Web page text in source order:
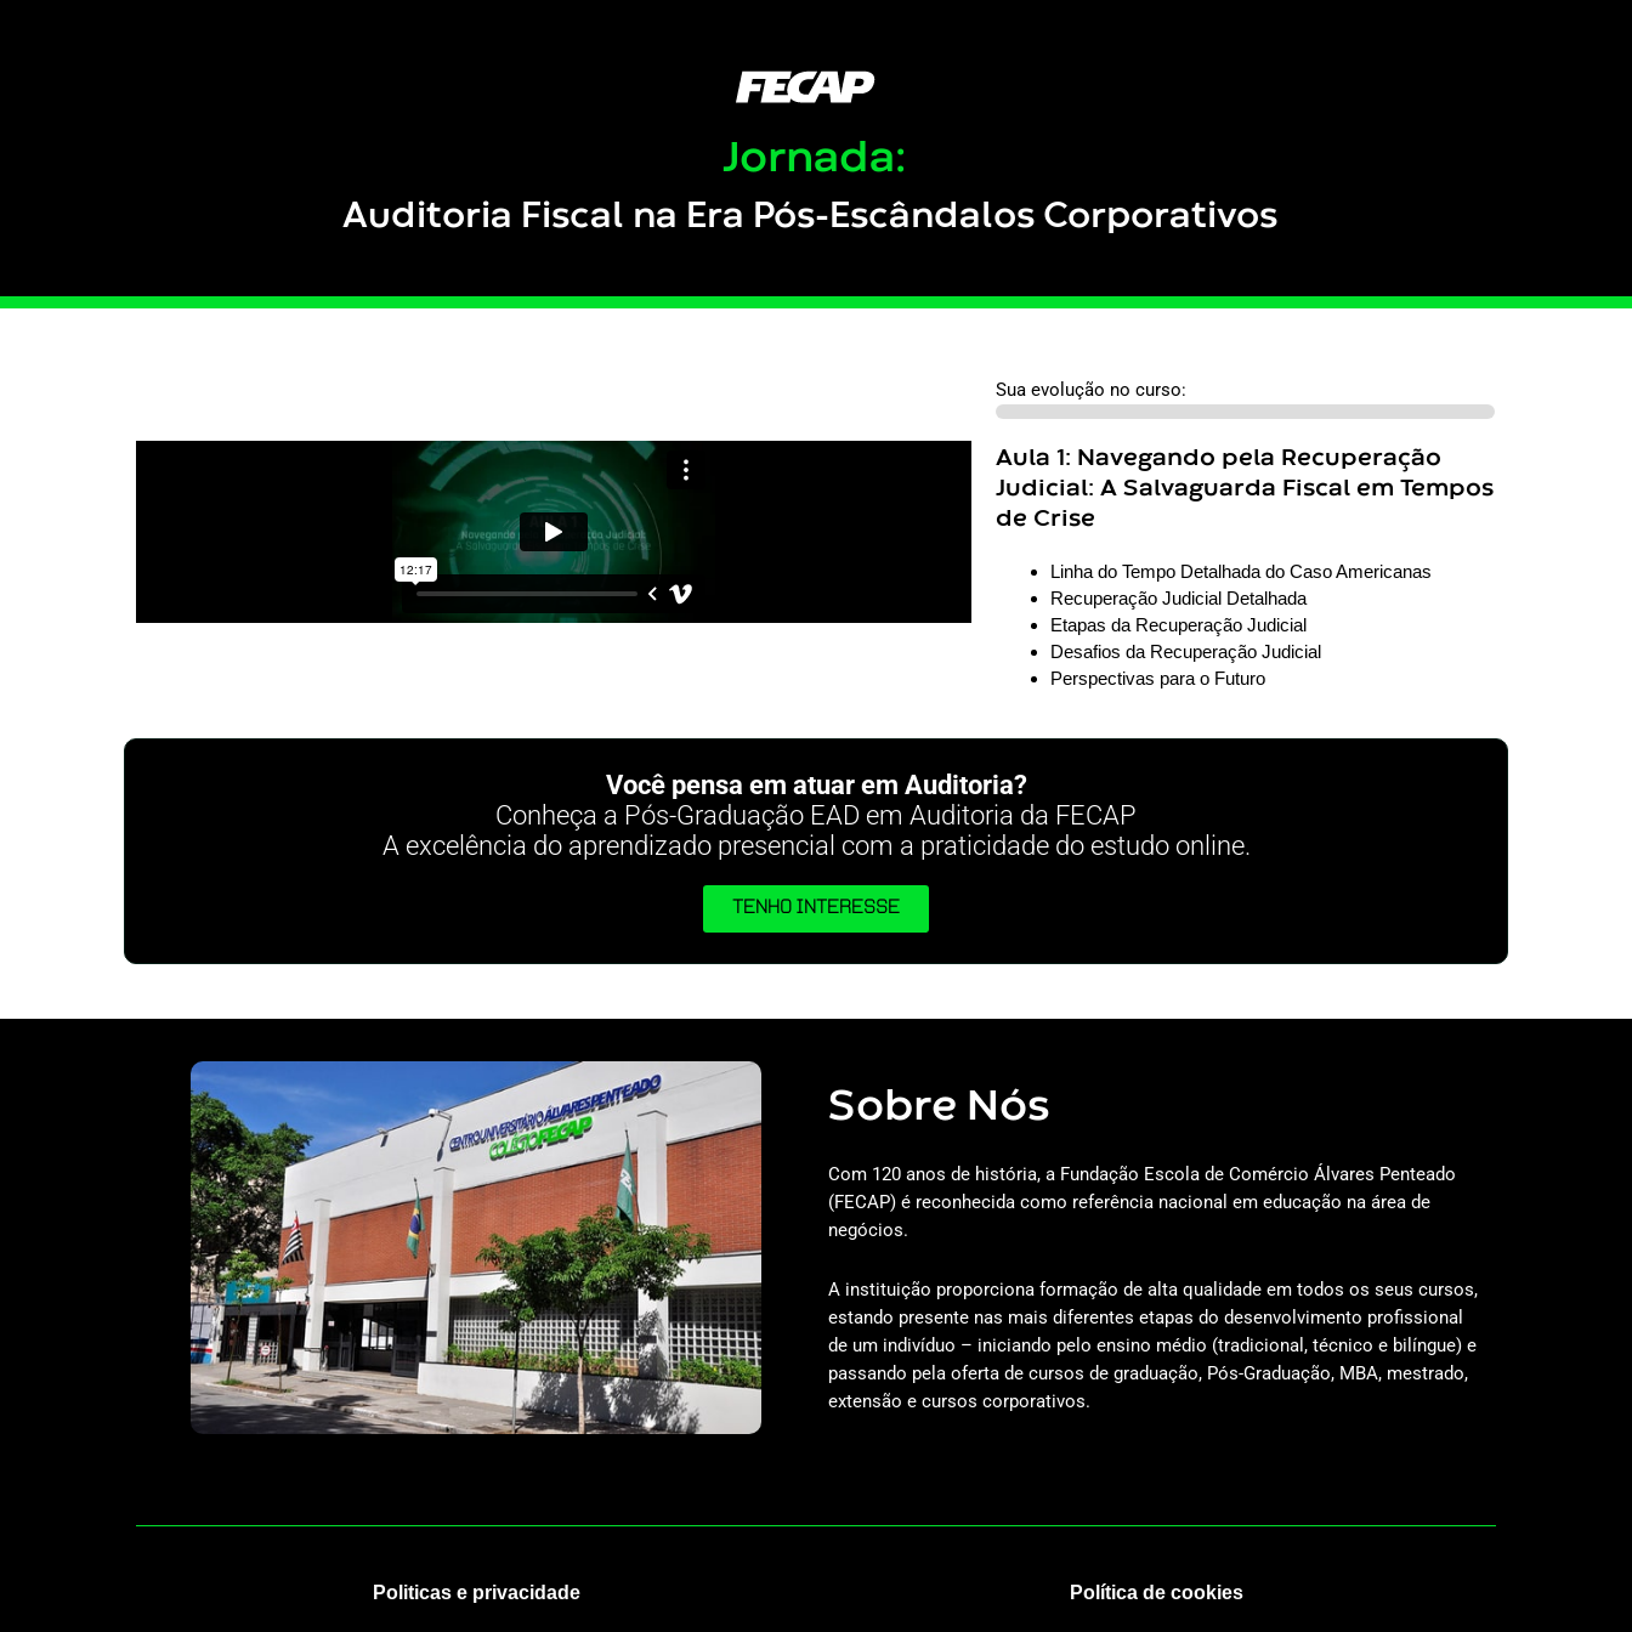
Jornada:
Auditoria Fiscal na Era Pós-Escândalos Corporativos
Sua evolução no curso:
Aula 1: Navegando pela Recuperação
Judicial: A Salvaguarda Fiscal em Tempos
de Crise
Linha do Tempo Detalhada do Caso Americanas
Recuperação Judicial Detalhada
Etapas da Recuperação Judicial
Desafios da Recuperação Judicial
Perspectivas para o Futuro
Você pensa em atuar em Auditoria?
Conheça a Pós-Graduação EAD em Auditoria da FECAP
A excelência do aprendizado presencial com a praticidade do estudo online.
TENHO INTERESSE
Sobre Nós
Com 120 anos de história, a Fundação Escola de Comércio Álvares Penteado
(FECAP) é reconhecida como referência nacional em educação na área de
negócios.
A instituição proporciona formação de alta qualidade em todos os seus cursos,
estando presente nas mais diferentes etapas do desenvolvimento profissional
de um indivíduo – iniciando pelo ensino médio (tradicional, técnico e bilíngue) e
passando pela oferta de cursos de graduação, Pós-Graduação, MBA, mestrado,
extensão e cursos corporativos.
Politicas e privacidade Política de cookies